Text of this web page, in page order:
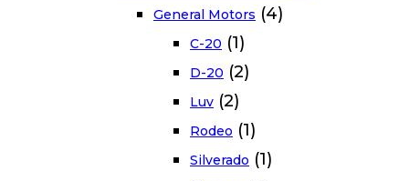
General Motors (4)
C-20 (1)
D-20 (2)
Luv (2)
Rodeo (1)
Silverado (1)